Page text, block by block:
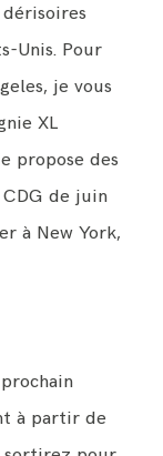
Unis. Pour
je vous
XL
propose des
de juin
à New York,
à partir de